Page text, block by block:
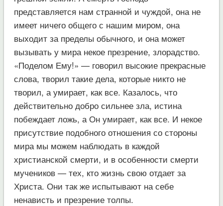
представляется нам странной и чуждой, она не
имеет ничего общего с нашим миром, она
выходит за пределы обычного, и она может
вызывать у мира некое презрение, злорадство.
«Поделом Ему!» — говорил высокие прекрасные
слова, творил такие дела, которые никто не
творил, а умирает, как все. Казалось, что
действительно добро сильнее зла, истина
побеждает ложь, а Он умирает, как все. И некое
присутствие подобного отношения со стороны
мира мы можем наблюдать в каждой
христианской смерти, и в особенности смерти
мучеников — тех, кто жизнь свою отдает за
Христа. Они так же испытывают на себе
ненависть и презрение толпы.